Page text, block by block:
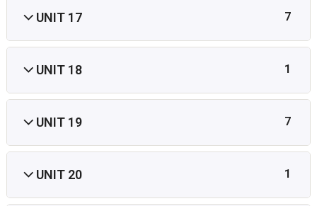
UNIT 17 7
UNIT 18 1
UNIT 19 7
UNIT 20 1